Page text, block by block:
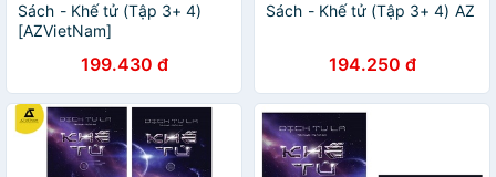
Sách - Khế tử (Tập 3+ 4)
[AZVietNam]
199.430 đ
Sách - Khế tử (Tập 3+ 4) AZ
194.250 đ